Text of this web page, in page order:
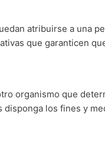
atribuirse a una
que garanticen
organismo que
los fines y